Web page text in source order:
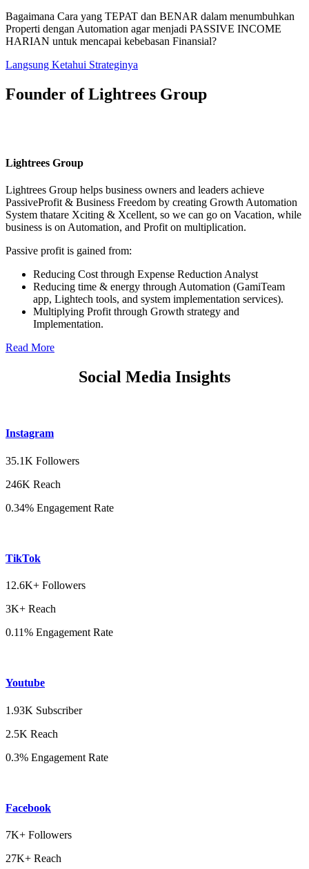
Bagaimana Cara yang TEPAT dan BENAR dalam menumbuhkan
Properti dengan Automation agar menjadi PASSIVE INCOME
HARIAN untuk mencapai kebebasan Finansial?
Langsung Ketahui Strateginya
Founder of Lightrees Group
Lightrees Group
Lightrees Group helps business owners and leaders achieve
PassiveProfit & Business Freedom by creating Growth Automation
System thatare Xciting & Xcellent, so we can go on Vacation, while
business is on Automation, and Profit on multiplication.
Passive profit is gained from:
Reducing Cost through Expense Reduction Analyst
Reducing time & energy through Automation (GamiTeam
app, Lightech tools, and system implementation services).
Multiplying Profit through Growth strategy and
Implementation.
Read More
Social Media Insights
Instagram
35.1K Followers
246K Reach
0.34% Engagement Rate
TikTok
12.6K+ Followers
3K+ Reach
0.11% Engagement Rate
Youtube
1.93K Subscriber
2.5K Reach
0.3% Engagement Rate
Facebook
7K+ Followers
27K+ Reach